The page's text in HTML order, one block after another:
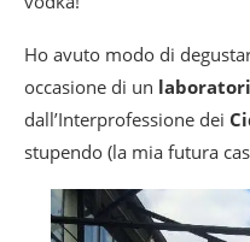
Ho avuto modo di
occasione di un
dall’Interprofessione dei
stupendo (la mia futura